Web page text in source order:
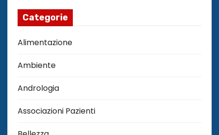
Categorie
Alimentazione
Ambiente
Andrologia
Associazioni Pazienti